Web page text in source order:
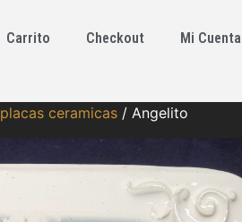
Carrito Checkout Mi Cuenta
placas ceramicas / Angelito